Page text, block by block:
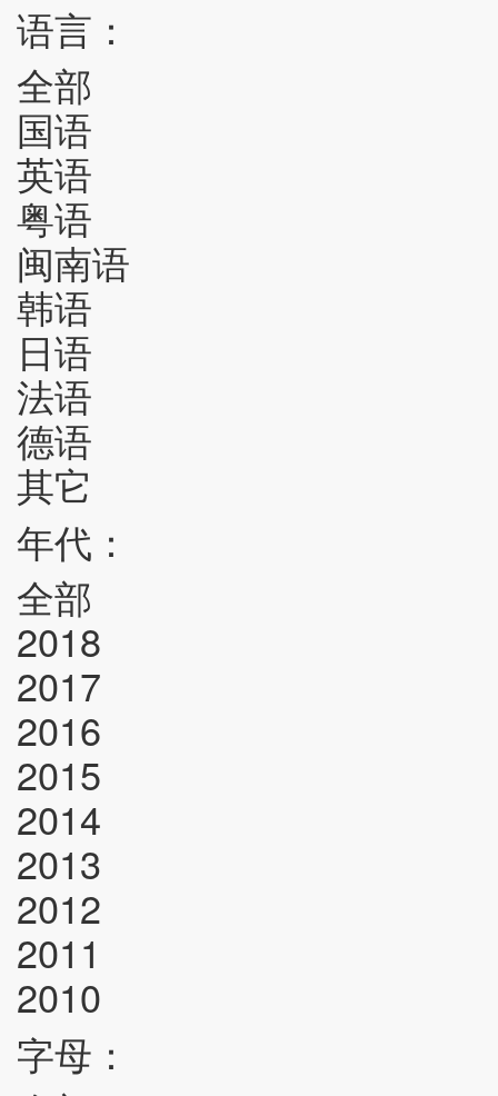
语言：
全部
国语
英语
粤语
闽南语
韩语
日语
法语
德语
其它
年代：
全部
2018
2017
2016
2015
2014
2013
2012
2011
2010
字母：